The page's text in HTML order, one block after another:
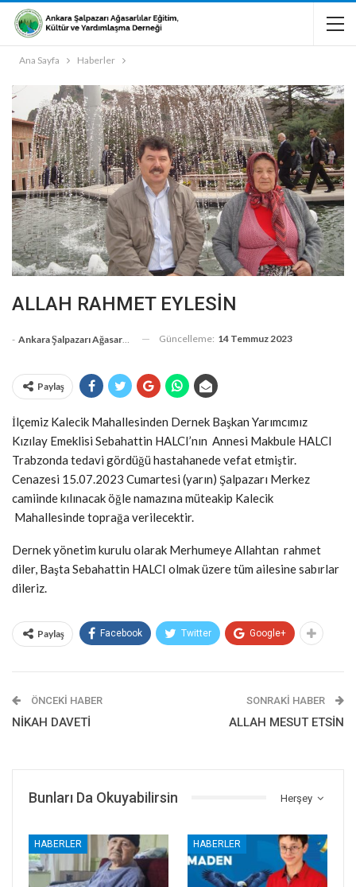
Ana Sayfa Haberler
ALLAH RAHMET EYLESİN
- Ankara Şalpazarı Ağasarlılar Eğitim Kültür Ve Dayanışma Derneği Güncelleme: 14 Temmuz 2023
Paylaş
İlçemiz Kalecik Mahallesinden Dernek Başkan Yarımcımız
Kızılay Emeklisi Sebahattin HALCI’nın Annesi Makbule HALCI
Trabzonda tedavi gördüğü hastahanede vefat etmiştir.
Cenazesi 15.07.2023 Cumartesi (yarın) Şalpazarı Merkez
camiinde kılınacak öğle namazına müteakip Kalecik
Mahallesinde toprağa verilecektir.
Dernek yönetim kurulu olarak Merhumeye Allahtan rahmet
diler, Başta Sebahattin HALCI olmak üzere tüm ailesine sabırlar
dileriz.
Paylaş Facebook Twitter Google+
ÖNCEKI HABER
NİKAH DAVETİ
SONRAKI HABER
ALLAH MESUT ETSİN
Herşey
Bunları Da Okuyabilirsin
HABERLER HABERLER